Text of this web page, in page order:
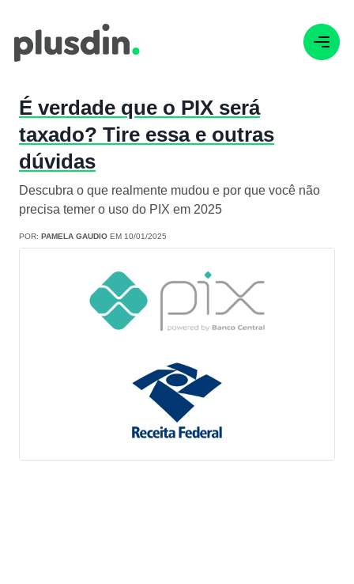
É verdade que o PIX será
taxado? Tire essa e outras
dúvidas
Descubra o que realmente mudou e por que você não
precisa temer o uso do PIX em 2025
POR: PAMELA GAUDIO EM 10/01/2025